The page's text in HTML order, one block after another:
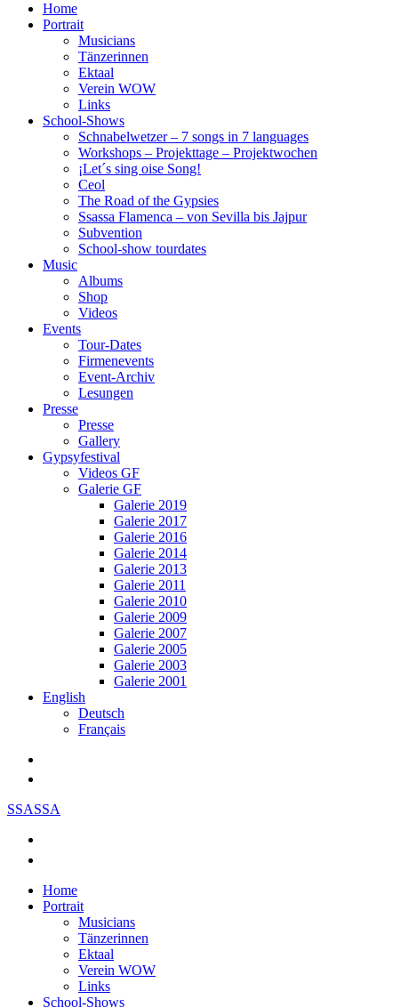
Home
Portrait
Musicians
Tänzerinnen
Ektaal
Verein WOW
Links
School-Shows
Schnabelwetzer – 7 songs in 7 languages
Workshops – Projekttage – Projektwochen
¡Let´s sing oise Song!
Ceol
The Road of the Gypsies
Ssassa Flamenca – von Sevilla bis Jajpur
Subvention
School-show tourdates
Music
Albums
Shop
Videos
Events
Tour-Dates
Firmenevents
Event-Archiv
Lesungen
Presse
Presse
Gallery
Gypsyfestival
Videos GF
Galerie GF
Galerie 2019
Galerie 2017
Galerie 2016
Galerie 2014
Galerie 2013
Galerie 2011
Galerie 2010
Galerie 2009
Galerie 2007
Galerie 2005
Galerie 2003
Galerie 2001
English
Deutsch
Français
SSASSA
Home
Portrait
Musicians
Tänzerinnen
Ektaal
Verein WOW
Links
School-Shows